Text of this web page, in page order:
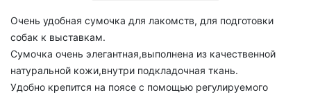
Очень удобная сумочка для лакомств, для подготовки
собак к выставкам.
Сумочка очень элегантная,выполнена из качественной
натуральной кожи,внутри подкладочная ткань.
Удобно крепится на поясе с помощью регулируемого